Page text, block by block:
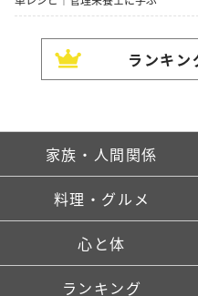
ランキン
家族・人間関係
料理・グルメ
心と体
ランキング